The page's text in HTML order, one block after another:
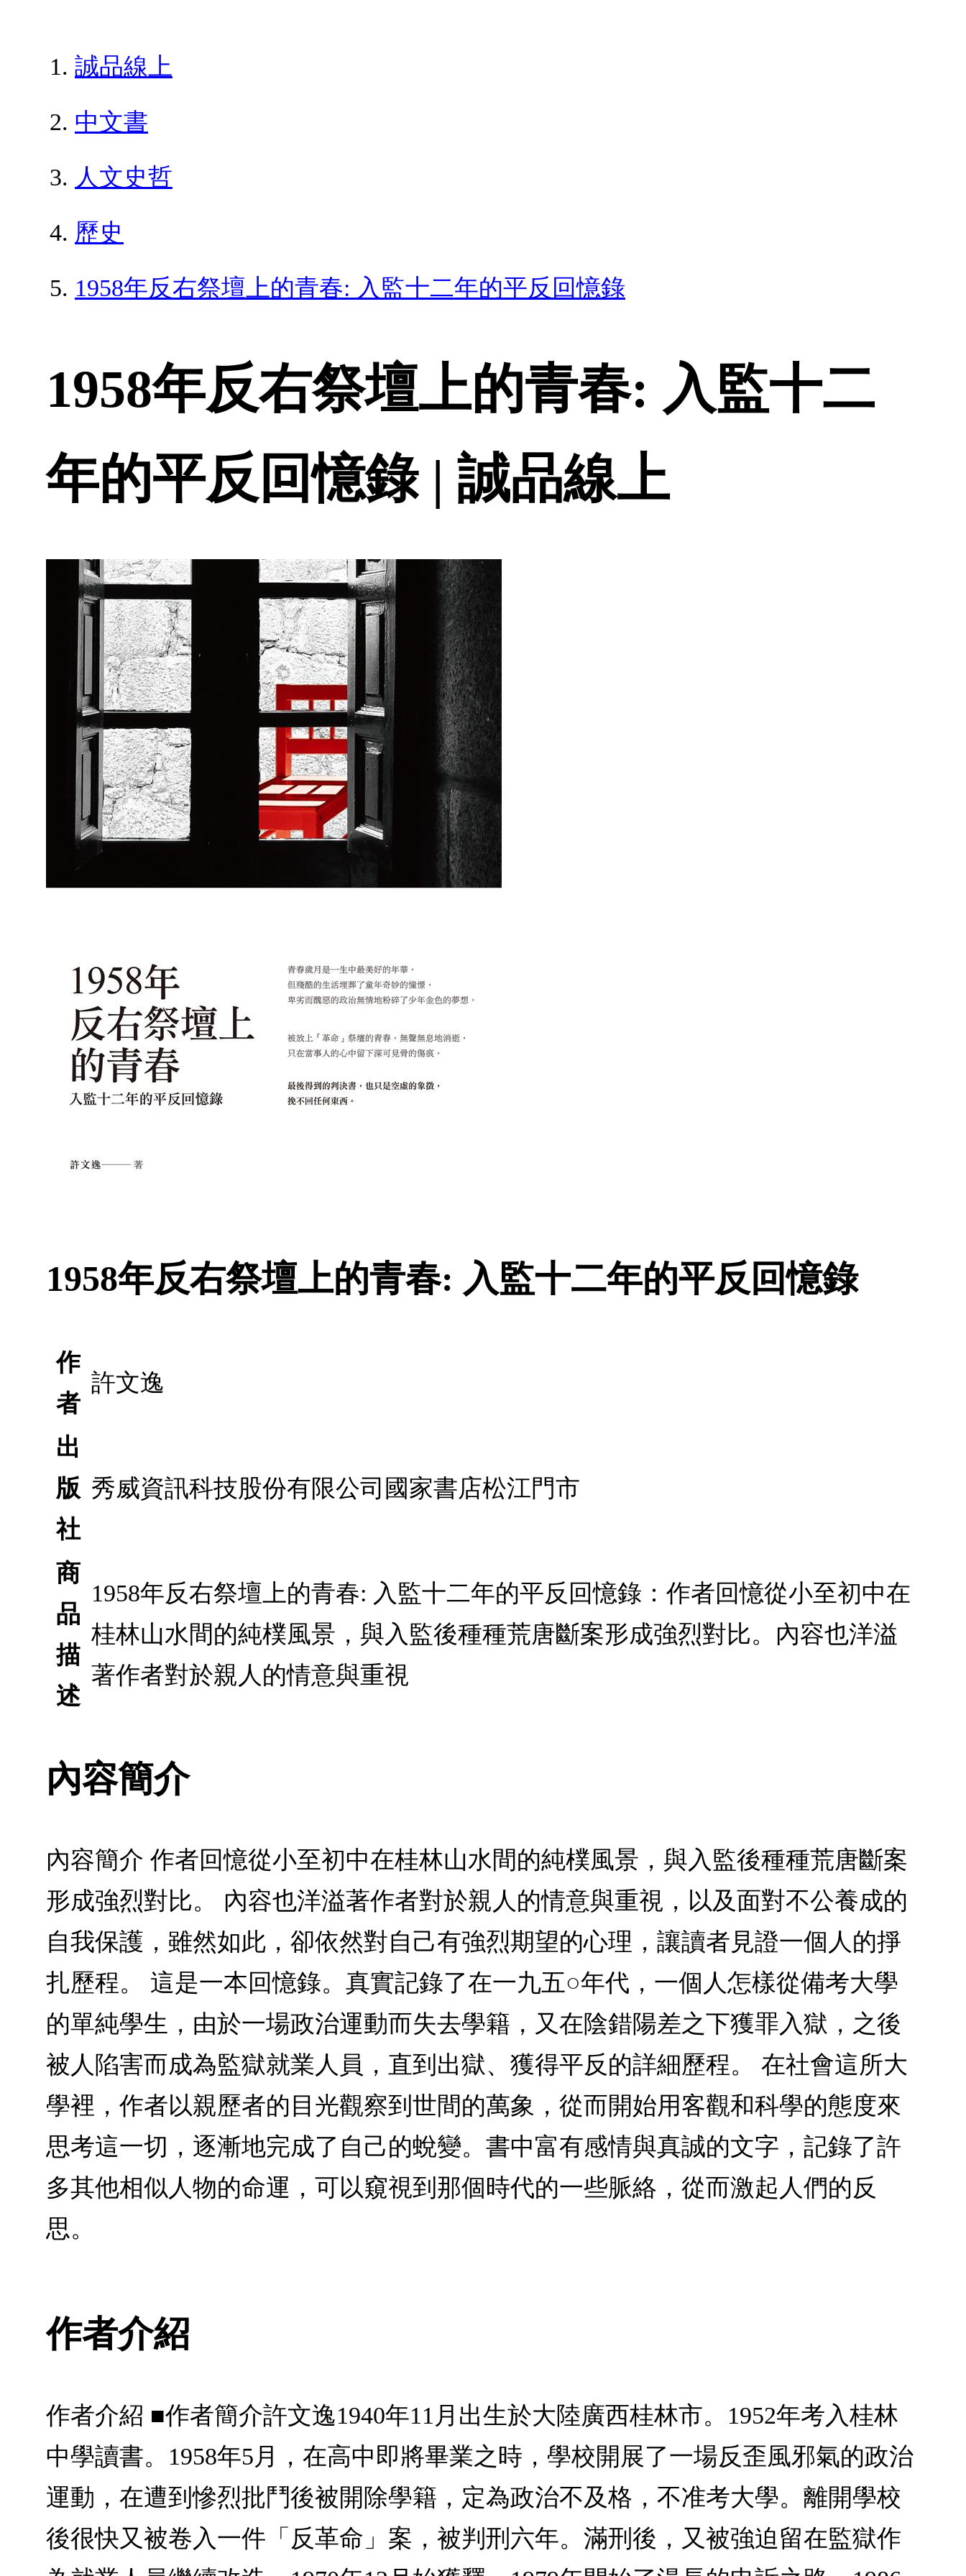
誠品線上
中文書
人文史哲
歷史
1958年反右祭壇上的青春: 入監十二年的平反回憶錄
1958年反右祭壇上的青春: 入監十二
年的平反回憶錄 | 誠品線上
1958年反右祭壇上的青春: 入監十二年的平反回憶錄
作
者
許文逸
出
版
社
秀威資訊科技股份有限公司國家書店松江門市
商
品
描
述
1958年反右祭壇上的青春: 入監十二年的平反回憶錄：作者回憶從小至初中在
桂林山水間的純樸風景，與入監後種種荒唐斷案形成強烈對比。內容也洋溢
著作者對於親人的情意與重視
內容簡介
內容簡介 作者回憶從小至初中在桂林山水間的純樸風景，與入監後種種荒唐斷案
形成強烈對比。 內容也洋溢著作者對於親人的情意與重視，以及面對不公養成的
自我保護，雖然如此，卻依然對自己有強烈期望的心理，讓讀者見證一個人的掙
扎歷程。 這是一本回憶錄。真實記錄了在一九五○年代，一個人怎樣從備考大學
的單純學生，由於一場政治運動而失去學籍，又在陰錯陽差之下獲罪入獄，之後
被人陷害而成為監獄就業人員，直到出獄、獲得平反的詳細歷程。 在社會這所大
學裡，作者以親歷者的目光觀察到世間的萬象，從而開始用客觀和科學的態度來
思考這一切，逐漸地完成了自己的蛻變。書中富有感情與真誠的文字，記錄了許
多其他相似人物的命運，可以窺視到那個時代的一些脈絡，從而激起人們的反
思。
作者介紹
作者介紹 ■作者簡介許文逸1940年11月出生於大陸廣西桂林市。1952年考入桂林
中學讀書。1958年5月，在高中即將畢業之時，學校開展了一場反歪風邪氣的政治
運動，在遭到慘烈批鬥後被開除學籍，定為政治不及格，不准考大學。離開學校
後很快又被卷入一件「反革命」案，被判刑六年。滿刑後，又被強迫留在監獄作